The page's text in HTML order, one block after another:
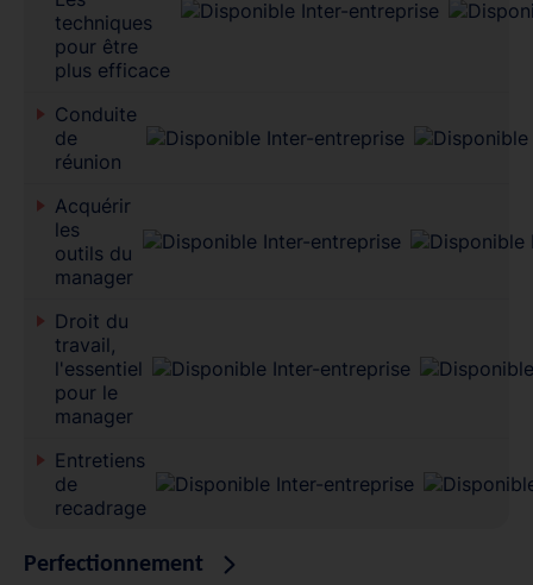
techniques
pour être
plus efficace
Conduite
de
réunion
Acquérir
les
outils du
manager
Droit du
travail,
l'essentiel
pour le
manager
Entretiens
de
recadrage
Perfectionnement